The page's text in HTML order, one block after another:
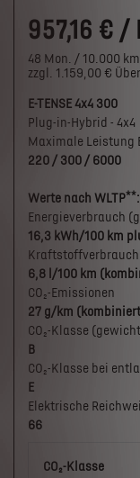
957,16 € /
48 Mon. / 10.000 km
zzgl. 1.159,00 €
E-TENSE 4x4 300
Plug-in-Hybrid - 4x4
Maximale Leistung
220 / 300 / 6000
Werte nach WLTP**:
Energieverbrauch
16,3 kWh/100 km
6,8 l/100 km
CO₂-Emissionen
27 g/km
CO₂-Klasse
B
CO₂-Klasse bei
E
Elektrische
66
CO₂-Klasse